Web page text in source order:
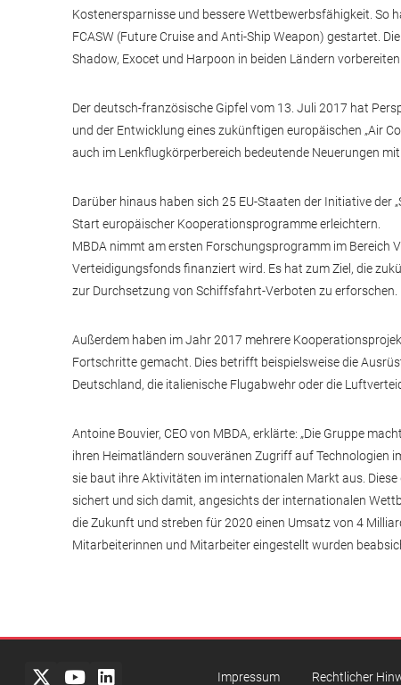
Kostenersparnisse und bessere Wettbewerbsfähigkeit. So
FCASW (Future Cruise and Anti-Ship Weapon) gestartet.
Shadow, Exocet und Harpoon in beiden Ländern vorbereiten.
Der deutsch-französische Gipfel vom 13. Juli 2017 hat
und der Entwicklung eines zukünftigen europäischen „Air
auch im Lenkflugkörperbereich bedeutende Neuerungen mit
Darüber hinaus haben sich 25 EU-Staaten der Initiative der
Start europäischer Kooperationsprogramme erleichtern.
MBDA nimmt am ersten Forschungsprogramm im Bereich
Verteidigungsfonds finanziert wird. Es hat zum Ziel, die
zur Durchsetzung von Schiffsfahrt-Verboten zu erforschen.
Außerdem haben im Jahr 2017 mehrere
Fortschritte gemacht. Dies betrifft beispielsweise die
Deutschland, die italienische Flugabwehr oder die
Antoine Bouvier, CEO von MBDA, erklärte: „Die Gruppe
ihren Heimatländern souveränen Zugriff auf Technologien
sie baut ihre Aktivitäten im internationalen Markt aus.
sichert und sich damit, angesichts der internationalen
die Zukunft und streben für 2020 einen Umsatz von 4
Mitarbeiterinnen und Mitarbeiter eingestellt wurden
Impressum Rechtlicher